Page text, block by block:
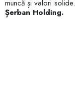
muncă și valori
Șerban Holding.